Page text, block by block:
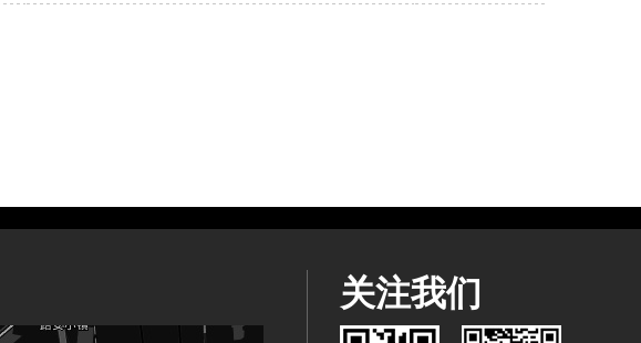
关注我们